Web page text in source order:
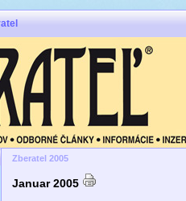
Zberatel 2005
Januar 2005